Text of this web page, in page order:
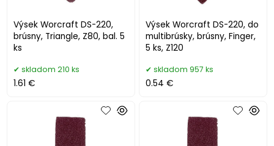
Výsek Worcraft DS-220,
brúsny, Triangle, Z80, bal. 5
ks
skladom 210 ks
1.61 €
Výsek Worcraft DS-220, do
multibrúsky, brúsny, Finger,
5 ks, Z120
skladom 957 ks
0.54 €